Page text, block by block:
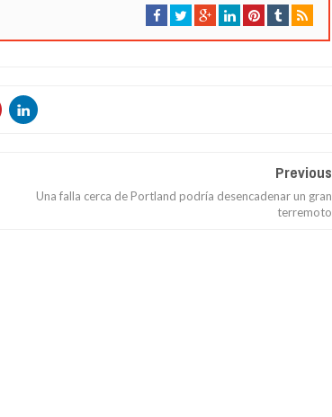
Previous
Una falla cerca de Portland podría desencadenar un gran
terremoto